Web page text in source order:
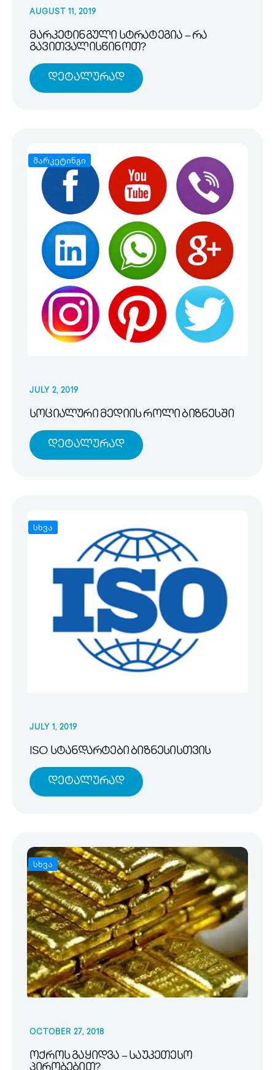
AUGUST 11, 2019
მარკეტინგული სტრატეგია – რა
გავითვალისწინოთ?
Დეტალურად
მარკეტინგი
JULY 2, 2019
სოციალური მედიის როლი ბიზნესში
Დეტალურად
სხვა
JULY 1, 2019
ISO სტანდარტები ბიზნესისთვის
Დეტალურად
სხვა
OCTOBER 27, 2018
ოქროს გაყიდვა – საუკეთესო